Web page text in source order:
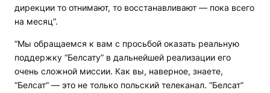
дирекции то отнимают, то восстанавливают — пока всего
на месяц”.
“Мы обращаемся к вам с просьбой оказать реальную
поддержку “Белсату” в дальнейшей реализации его
очень сложной миссии. Как вы, наверное, знаете,
“Белсат” — это не только польский телеканал. “Белсат”